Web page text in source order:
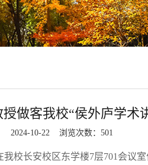
做客我校“侯外庐学术
2024-10-22 浏览次数： 501
我校长安校区东学楼7层701会议